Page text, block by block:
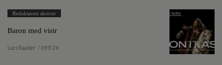
Redaktøren skriver
Baron med visir
Lars Kaaber / 09.8.26